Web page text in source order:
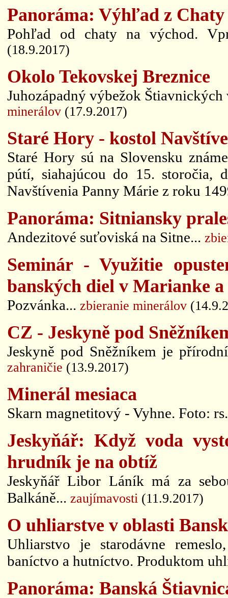
Panoráma: Výhľad z
Pohľad od chaty na východ.
(18.9.2017)
Okolo Tekovskej Breznice
Juhozápadný výbežok
minerálov (17.9.2017)
Staré Hory - kostol
Staré Hory sú na Slovensku
pútí, siahajúcou do 15. storočia,
Navštívenia Panny Márie z roku
Panoráma: Sitniansky
Andezitové suťoviská na Sitne...
Seminár - Využitie
banských diel v Marianke
Pozvánka... zbieranie minerálov
CZ - Jeskyně pod
Jeskyně pod Sněžníkem je
zahraničie (13.9.2017)
Minerál mesiaca
Skarn magnetitový - Vyhne. Foto:
Jeskyňář: Když voda
hrudník je na obtíž
Jeskyňář Libor Láník má za
Balkáně... zaujímavosti (11.9.2017)
O uhliarstve v oblasti
Uhliarstvo je starodávne
baníctvo a hutníctvo. Produktom
Panoráma: Banská